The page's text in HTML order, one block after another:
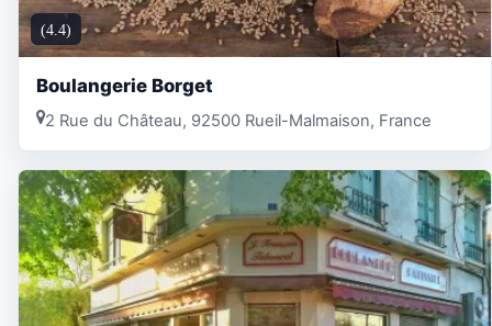
(4.4)
Boulangerie Borget
2 Rue du Château, 92500 Rueil-Malmaison, France